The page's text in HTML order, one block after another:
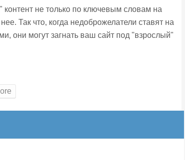
не только по ключевым словам на
Так что, когда недоброжелатели ставят на
они могут загнать ваш сайт под "взрослый"